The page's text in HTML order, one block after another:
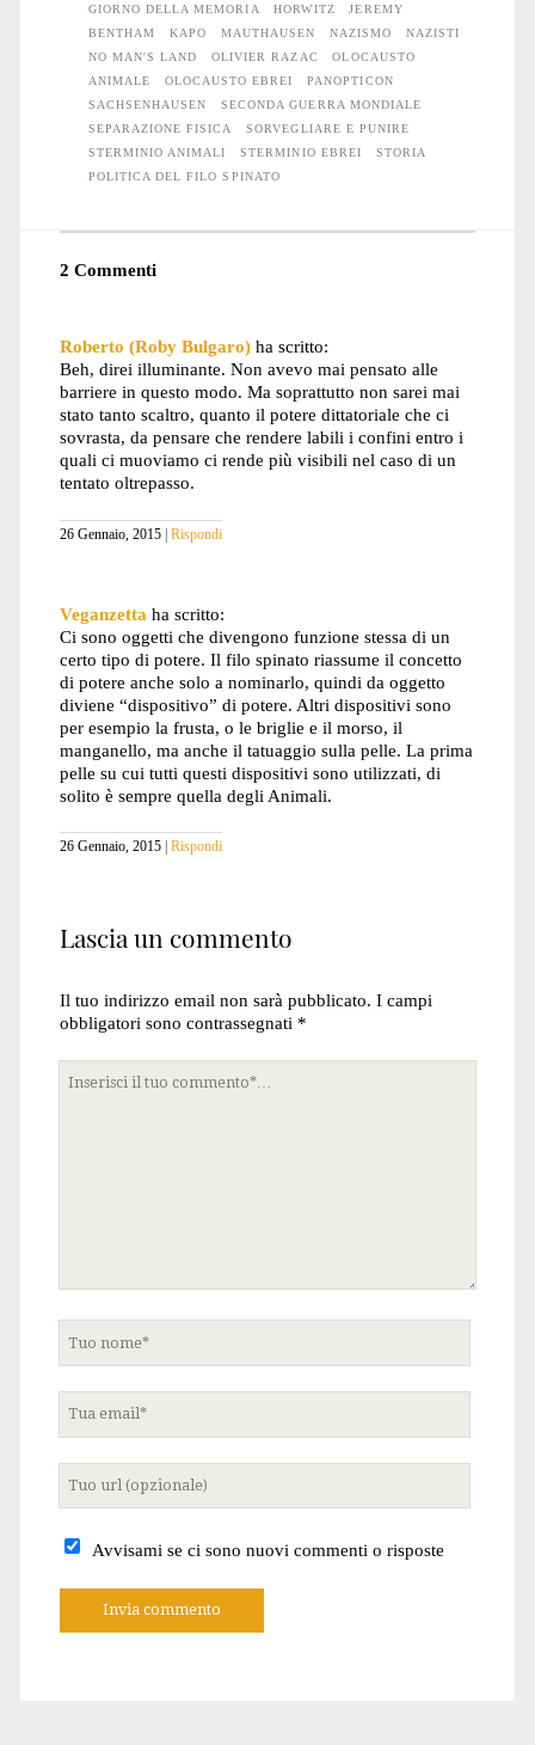
GIORNO DELLA MEMORIA
HORWITZ
JEREMY
BENTHAM
KAPO MAUTHAUSEN NAZISMO
NAZISTI
NO MAN'S LAND
OLIVIER RAZAC
OLOCAUSTO
ANIMALE
OLOCAUSTO EBREI
PANOPTICON
SACHSENHAUSEN
SECONDA GUERRA MONDIALE
SEPARAZIONE FISICA
SORVEGLIARE E PUNIRE
STERMINIO ANIMALI
STERMINIO EBREI
STORIA
POLITICA DEL FILO SPINATO
2 Commenti
Roberto (Roby Bulgaro) ha scritto:
Beh, direi illuminante. Non avevo mai pensato alle
barriere in questo modo. Ma soprattutto non sarei mai
stato tanto scaltro, quanto il potere dittatoriale che ci
sovrasta, da pensare che rendere labili i confini entro i
quali ci muoviamo ci rende più visibili nel caso di un
tentato oltrepasso.
26 Gennaio, 2015 Rispondi
Veganzetta ha scritto:
Ci sono oggetti che divengono funzione stessa di un
certo tipo di potere. Il filo spinato riassume il concetto
di potere anche solo a nominarlo, quindi da oggetto
diviene “dispositivo” di potere. Altri dispositivi sono
per esempio la frusta, o le briglie e il morso, il
manganello, ma anche il tatuaggio sulla pelle. La prima
pelle su cui tutti questi dispositivi sono utilizzati, di
solito è sempre quella degli Animali.
26 Gennaio, 2015 Rispondi
Lascia un commento
Il tuo indirizzo email non sarà pubblicato. I campi
obbligatori sono contrassegnati *
commento
nome
email
sito
Avvisami se ci sono nuovi commenti o risposte